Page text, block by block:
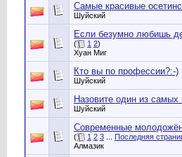
Самые красивые
Шуйский
Если безумно любишь
( 1 2)
Хуан Миг
Кто вы по профессии?:-)
Шуйский
Назовите один из
Шуйский
Современные
( 1 2 3 Последняя
Алмазик